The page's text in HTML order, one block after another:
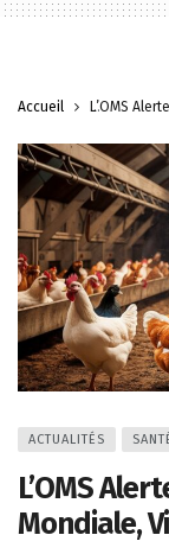
Accueil L’OMS
ACTUALITÉS
L’OMS
Mondiale,